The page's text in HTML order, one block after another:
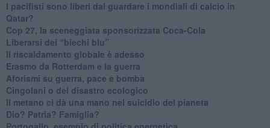
​I pacifisti sono liberi dal guardare i mondiali di calcio in
Qatar?
​Cop 27, la sceneggiata sponsorizzata Coca-Cola
​Liberarsi dei “biechi blu”
Il riscaldamento globale è adesso
​Erasmo da Rotterdam e la guerra
​Aforismi su guerra, pace e bomba
Cingolani o del disastro ecologico
​Il metano ci dà una mano nel suicidio del pianeta
​Dio? Patria? Famiglia?